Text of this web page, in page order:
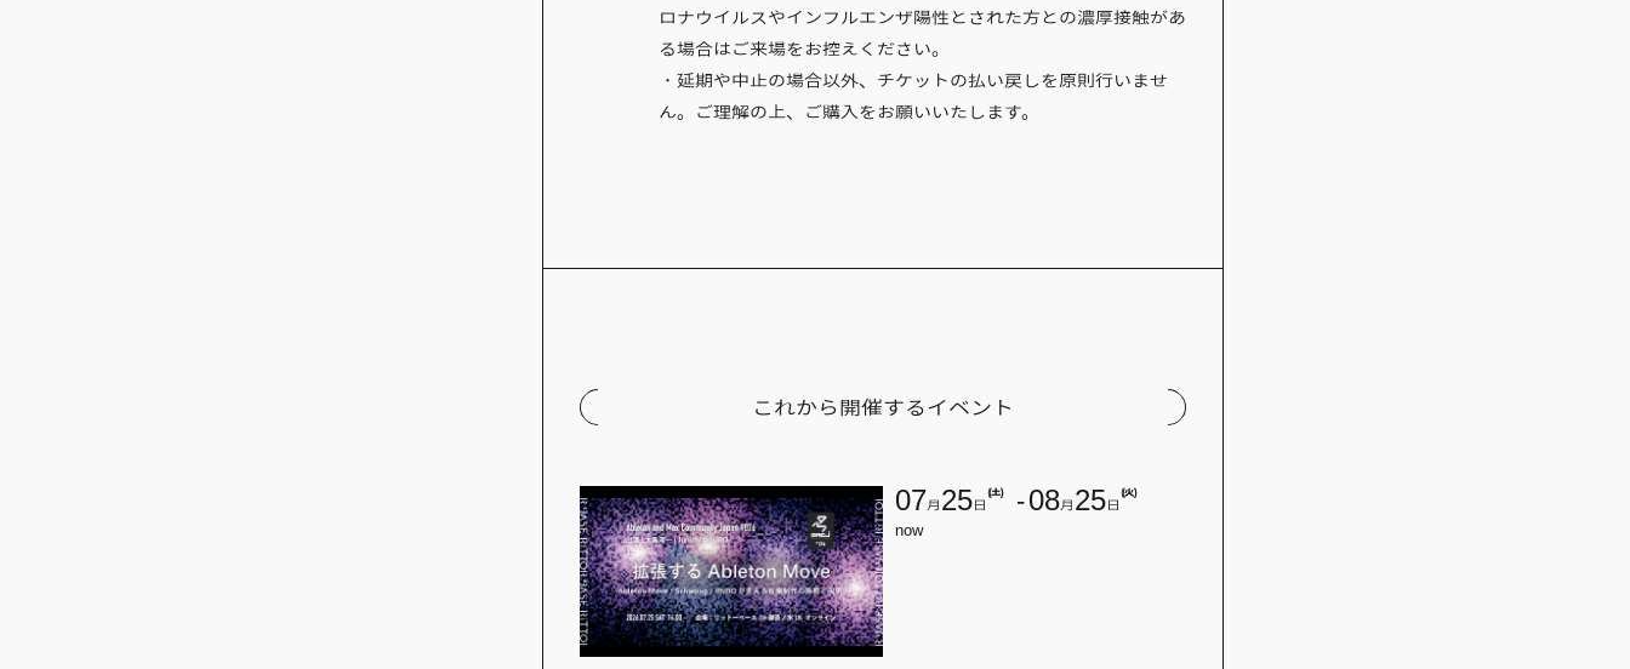
ロナウイルスやインフルエンザ陽性とされた方との濃厚接触があ
る場合はご来場をお控えください。
・延期や中止の場合以外、チケットの払い戻しを原則行いませ
ん。ご理解の上、ご購入をお願いいたします。
これから開催するイベント
07月25日
(土) 08月25日
(火)
now